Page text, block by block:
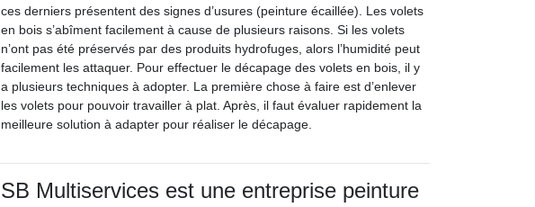
ces derniers présentent des signes d’usures (peinture écaillée). Les volets
en bois s’abîment facilement à cause de plusieurs raisons. Si les volets
n’ont pas été préservés par des produits hydrofuges, alors l’humidité peut
facilement les attaquer. Pour effectuer le décapage des volets en bois, il y
a plusieurs techniques à adopter. La première chose à faire est d’enlever
les volets pour pouvoir travailler à plat. Après, il faut évaluer rapidement la
meilleure solution à adapter pour réaliser le décapage.
SB Multiservices est une entreprise peinture